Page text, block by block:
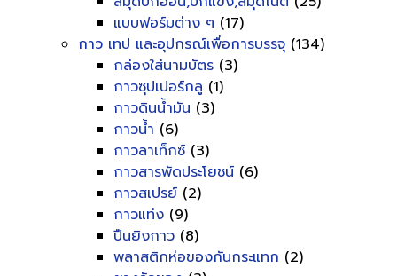
แบบฟอร์มต่าง ๆ (17)
กาว เทป และอุปกรณ์เพื่อการบรรจุ (134)
กล่องใส่นามบัตร (3)
กาวซุปเปอร์กลู (1)
กาวดินน้ำมัน (3)
กาวน้ำ (6)
กาวลาเท็กซ์ (3)
กาวสารพัดประโยชน์ (6)
กาวสเปรย์ (2)
กาวแท่ง (9)
ปืนยิงกาว (8)
พลาสติกห่อของกันกระแทก (2)